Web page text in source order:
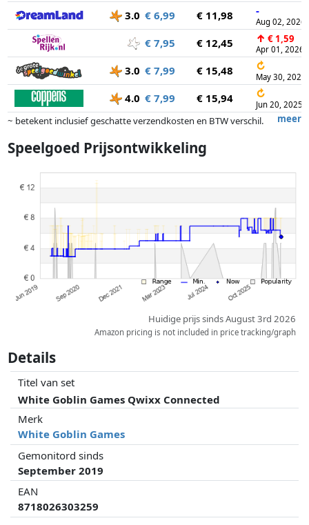
3.0 € 6,99 € 11,98 -
Aug 02, 2026
€ 7,95 € 12,45 ↑ € 1,59
Apr 01, 2026
3.0 € 7,99 € 15,48 ↻
May 30, 2026
4.0 € 7,99 € 15,94 ↻
Jun 20, 2025
meer
~ betekent inclusief geschatte verzendkosten en BTW verschil.
gewicht.
controle. Volgorde is puur op basis van prijs, vergoedingen door
kunnen historische prestaties de volgorde beïnvloeden.
Speelgoed Prijsontwikkeling
Huidige prijs sinds August 3rd 2026
Amazon pricing is not included in price tracking/graph
Details
Titel van set
White Goblin Games Qwixx Connected
Merk
White Goblin Games
Gemonitord sinds
September 2019
EAN
8718026303259